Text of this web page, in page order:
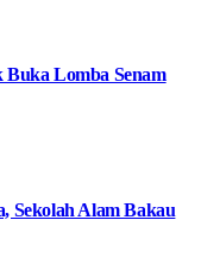
Buka Lomba Senam
Sekolah Alam Bakau